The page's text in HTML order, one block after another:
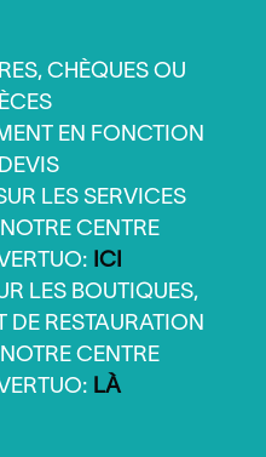
CHÈQUES OU
EN FONCTION
LES SERVICES
CENTRE
ICI
LES BOUTIQUES,
DE RESTAURATION
CENTRE
LÀ